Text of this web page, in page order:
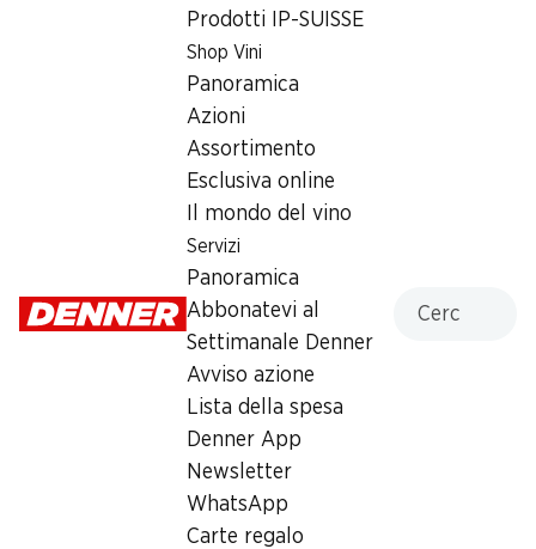
Prodotti IP-SUISSE
Shop Vini
Panoramica
Azioni
Assortimento
Esclusiva online
Il mondo del vino
Servizi
Panoramica
Abbonatevi al
Settimanale Denner
Avviso azione
Lista della spesa
Denner App
Newsletter
WhatsApp
Carte regalo
Alle indicazioni stradali
Orari di apertura
Giovedì 08:00 - 19:00